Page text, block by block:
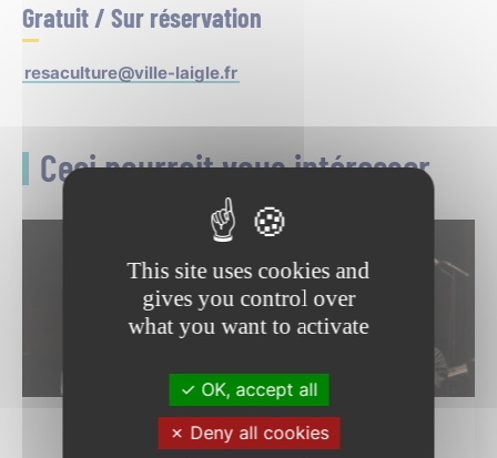
Gratuit / Sur réservation
resaculture@ville-laigle.fr
Ceci pourrait vous intéresser
05
SEP.
This site uses cookies and
gives you control over
what you want to activate
OK, accept all
Deny all cookies